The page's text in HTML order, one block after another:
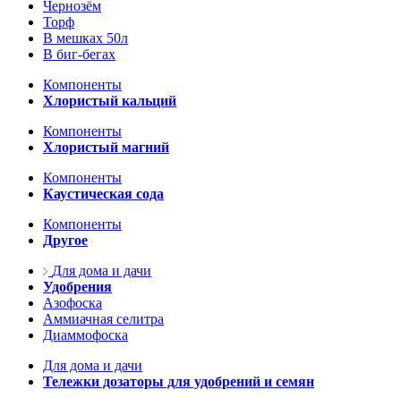
Чернозём
Торф
В мешках 50л
В биг-бегах
Компоненты
Хлористый кальций
Компоненты
Хлористый магний
Компоненты
Каустическая сода
Компоненты
Другое
Для дома и дачи
Удобрения
Азофоска
Аммиачная селитра
Диаммофоска
Для дома и дачи
Тележки дозаторы для удобрений и семян